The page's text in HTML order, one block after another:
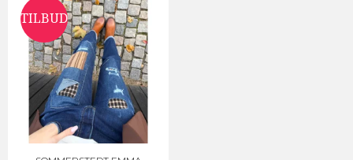
TILBUD